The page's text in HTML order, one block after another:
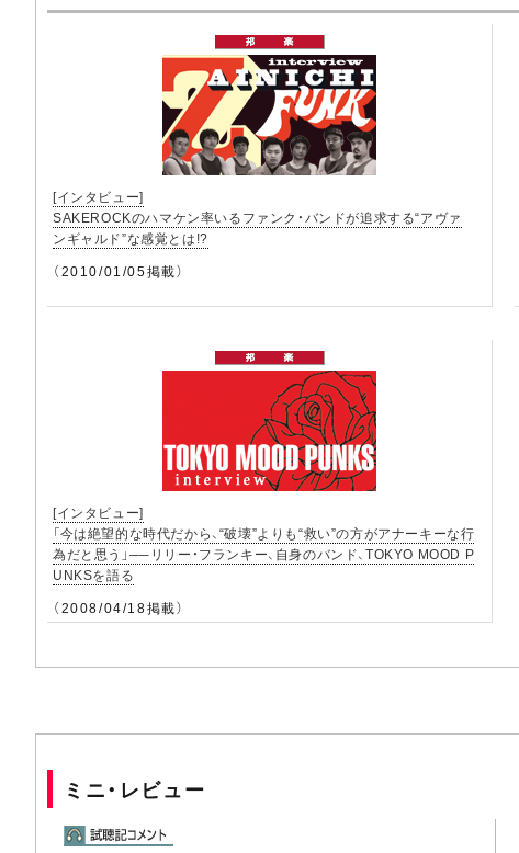
[インタビュー]
SAKEROCKのハマケン率いるファンク・バンドが追求する“アヴァ
ンギャルド”な感覚とは!?
（2010/01/05掲載）
[インタビュー]
「今は絶望的な時代だから、“破壊”よりも“救い”の方がアナーキーな行
為だと思う」──リリー・フランキー、自身のバンド、TOKYO MOOD P
UNKSを語る
（2008/04/18掲載）
ミニ・レビュー